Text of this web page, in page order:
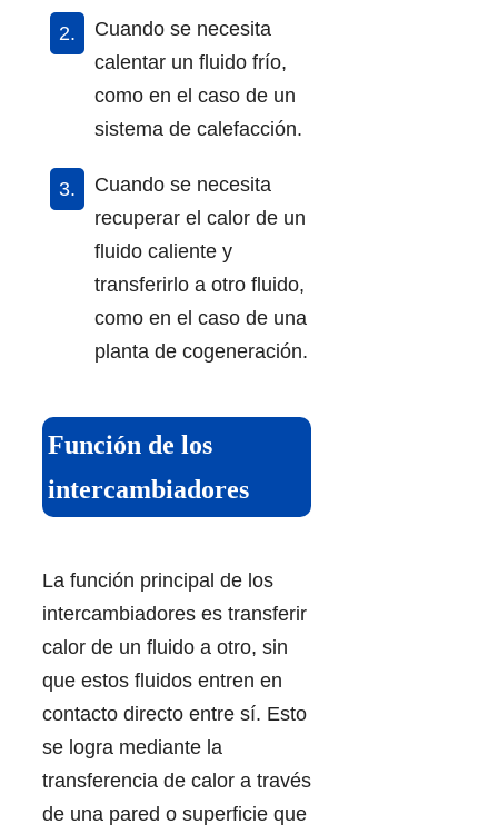
Cuando se necesita
calentar un fluido frío,
como en el caso de un
sistema de calefacción.
Cuando se necesita
recuperar el calor de un
fluido caliente y
transferirlo a otro fluido,
como en el caso de una
planta de cogeneración.
Función de los
intercambiadores
La función principal de los
intercambiadores es transferir
calor de un fluido a otro, sin
que estos fluidos entren en
contacto directo entre sí. Esto
se logra mediante la
transferencia de calor a través
de una pared o superficie que